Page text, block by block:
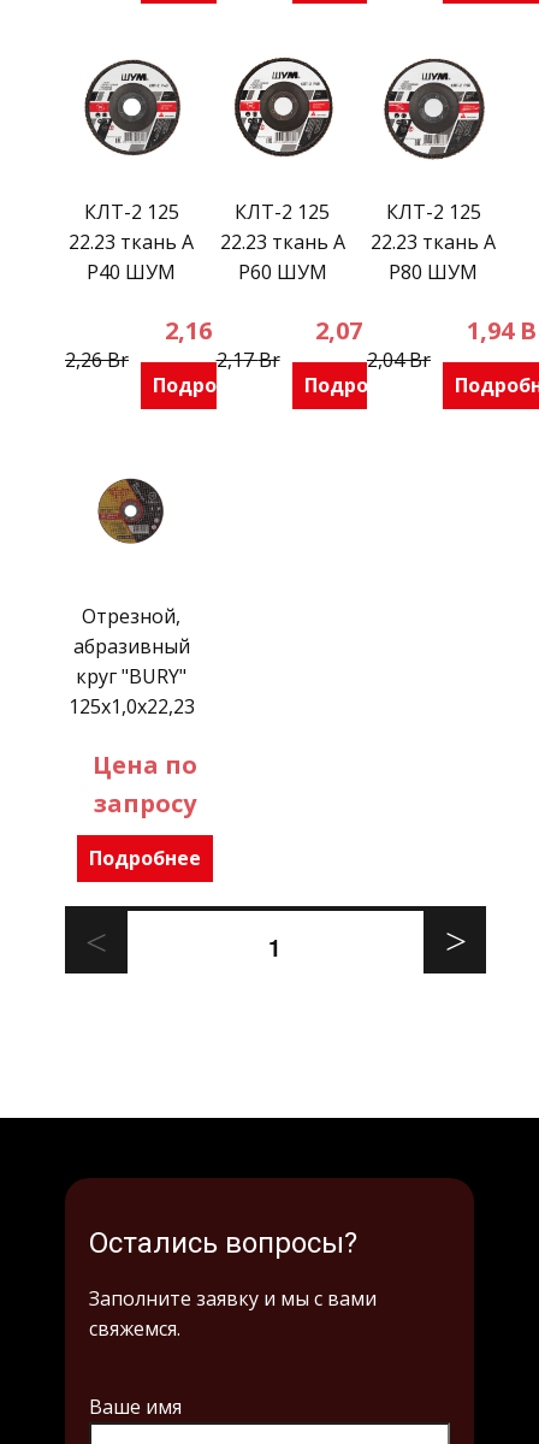
КЛТ-2 125
22.23 ткань А
Р40 ШУМ
2,26Br
2,16
Подробнее
КЛТ-2 125
22.23 ткань А
Р60 ШУМ
2,17Br
2,07
Подробнее
КЛТ-2 125
22.23 ткань А
Р80 ШУМ
2,04Br
1,94
Отрезной,
абразивный
круг "BURY"
125х1,0х22,23
Цена по
запросу
Подробнее
Пагинация
1
Остались вопросы?
Заполните заявку и мы с вами
свяжемся.
Ваше имя